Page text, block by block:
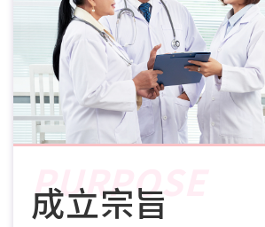
成立宗旨
PURPOSE